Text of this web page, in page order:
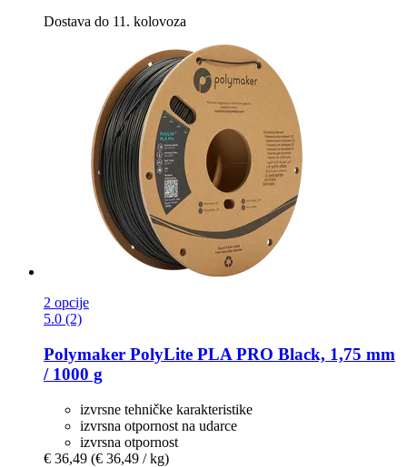
Dostava do 11. kolovoza
2 opcije
5.0 (2)
Polymaker PolyLite PLA PRO Black, 1,75 mm
/ 1000 g
izvrsne tehničke karakteristike
izvrsna otpornost na udarce
izvrsna otpornost
€ 36,49 (€ 36,49 / kg)